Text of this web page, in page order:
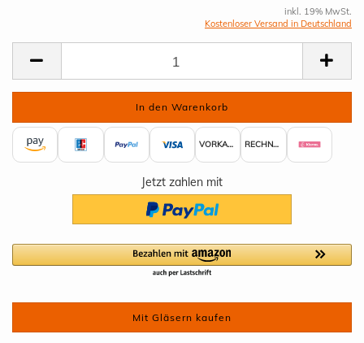
inkl. 19% MwSt.
Kostenloser Versand in Deutschland
VORKASSE RECHNUNG
Jetzt zahlen mit
Mit Gläsern kaufen